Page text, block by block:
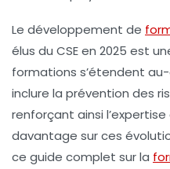
Le développement de
élus du CSE en 2025 est
formations s’étendent
inclure la prévention des
renforçant ainsi
davantage sur ces
ce guide complet sur la